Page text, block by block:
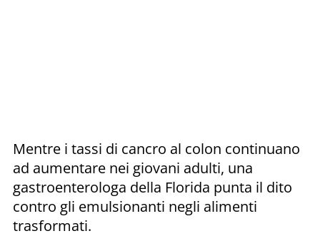
Mentre i tassi di cancro al colon continuano
ad aumentare nei giovani adulti, una
gastroenterologa della Florida punta il dito
contro gli emulsionanti negli alimenti
trasformati.